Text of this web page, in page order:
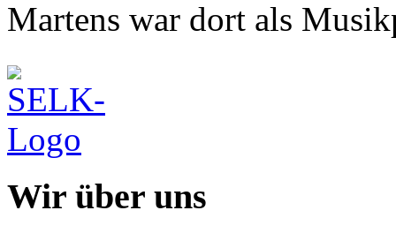
Martens war dort als
Wir über uns